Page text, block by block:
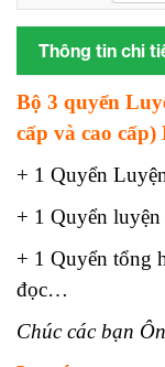
Thông tin chi
Bộ 3 quyển
cấp và cao
+ 1 Quyển
+ 1 Quyển
+ 1 Quyển tổng
đọc…
Chúc các bạn